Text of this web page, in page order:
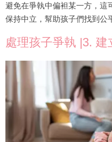
避免在爭執中偏袒某一方，這
保持中立，幫助孩子們找到公
處理孩子爭執 |3.